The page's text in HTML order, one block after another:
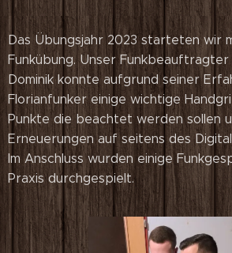
Das Übungsjahr 2023 starteten wir
Funkübung. Unser
Dominik konnte aufgrund seiner
Florianfunker einige wichtige
Punkte die beachtet werden sollen
Erneuerungen auf seitens des
Im Anschluss wurden einige
Praxis durchgespielt.